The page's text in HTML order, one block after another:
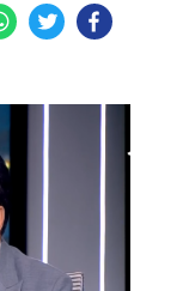
Facebook